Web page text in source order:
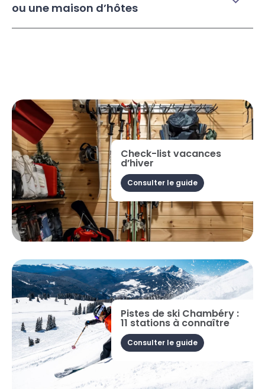
ou une maison d’hôtes
Check-list vacances
d’hiver
Consulter le guide
Pistes de ski Chambéry :
11 stations à connaître
Consulter le guide